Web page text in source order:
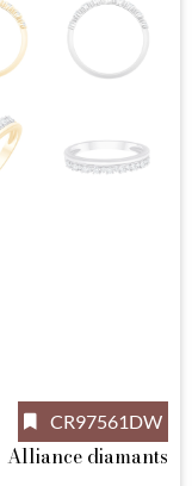
CR97561DW
Alliance diamants